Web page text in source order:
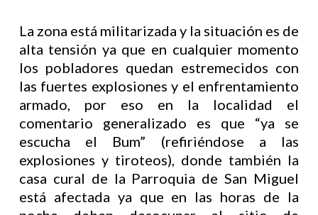
La zona está militarizada y la situación es de
alta tensión ya que en cualquier momento
los pobladores quedan estremecidos con
las fuertes explosiones y el enfrentamiento
armado, por eso en la localidad el
comentario generalizado es que “ya se
escucha el Bum” (refiriéndose a las
explosiones y tiroteos), donde también la
casa cural de la Parroquia de San Miguel
está afectada ya que en las horas de la